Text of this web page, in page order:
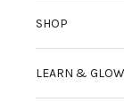
SHOP
LEARN & GLOW
välbalanserad
mjuk och
normal
normal